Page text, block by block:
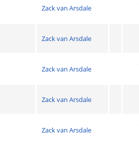
Zack van Arsdale
Zack van Arsdale
Zack van Arsdale
Zack van Arsdale
Zack van Arsdale